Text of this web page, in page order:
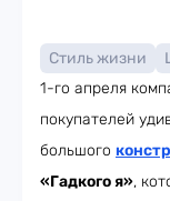
Стиль жизни
1-го апреля
покупателей
большого
«Гадкого я»,